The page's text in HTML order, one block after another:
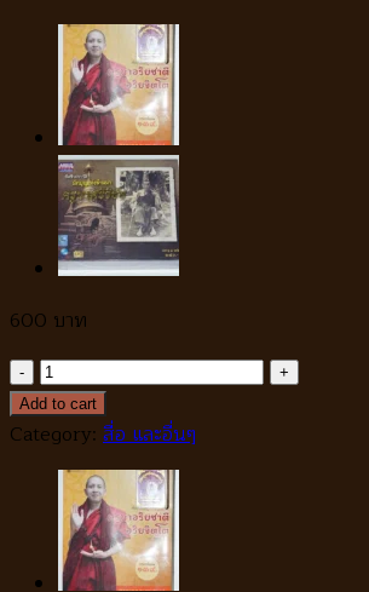
600
DVD
นิโรธ
9
quantity
Add to cart
Category: สื่อ และอื่นๆ